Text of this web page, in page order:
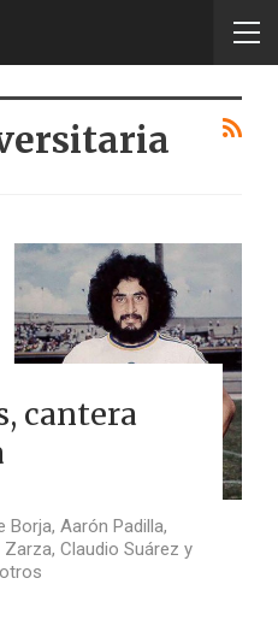
cantera
Borja, Aarón Padilla,
Claudio Suárez y